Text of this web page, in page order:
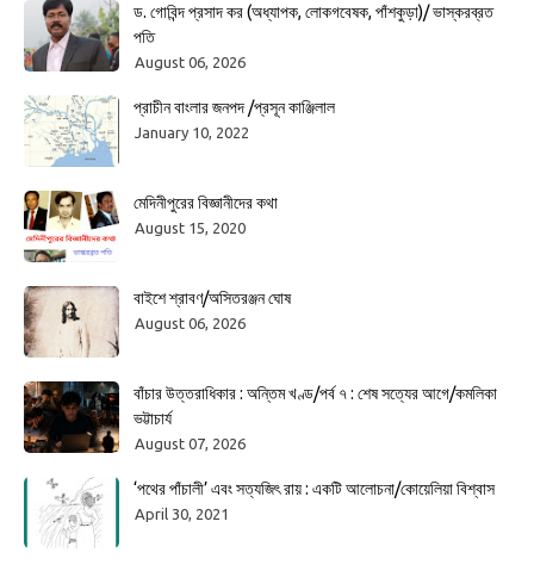
ড. গোবিন্দ প্রসাদ কর (অধ্যাপক, লোকগবেষক, পাঁশকুড়া)/ ভাস্করব্রত
পতি
August 06, 2026
প্রাচীন বাংলার জনপদ /প্রসূন কাঞ্জিলাল
January 10, 2022
মেদিনীপুরের বিজ্ঞানীদের কথা
August 15, 2020
বাইশে শ্রাবণ/অসিতরঞ্জন ঘোষ
August 06, 2026
বাঁচার উত্তরাধিকার : অন্তিম খণ্ড/পর্ব ৭ : শেষ সত্যের আগে/কমলিকা
ভট্টাচার্য
August 07, 2026
‘পথের পাঁচালী’ এবং সত্যজিৎ রায় : একটি আলোচনা/কোয়েলিয়া বিশ্বাস
April 30, 2021